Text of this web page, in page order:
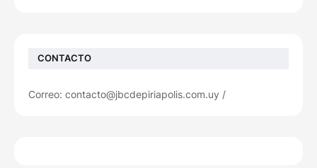
CONTACTO
Correo: contacto@jbcdepiriapolis.com.uy /